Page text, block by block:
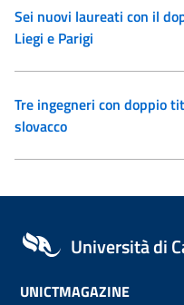
Sei nuovi laureati con il
Liegi e Parigi
Tre ingegneri con doppio
slovacco
Università di
UNICTMAGAZINE